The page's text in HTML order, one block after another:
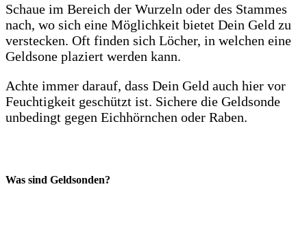
Schaue im Bereich der Wurzeln oder des Stammes
nach, wo sich eine Möglichkeit bietet Dein Geld zu
verstecken. Oft finden sich Löcher, in welchen eine
Geldsone plaziert werden kann.
Achte immer darauf, dass Dein Geld auch hier vor
Feuchtigkeit geschützt ist. Sichere die Geldsonde
unbedingt gegen Eichhörnchen oder Raben.
Was sind Geldsonden?